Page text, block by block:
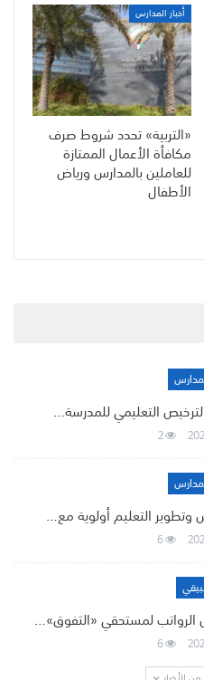
أخبار المدارس
«التربية» تحدد شروط صرف
مكافأة الأعمال الممتازة
للعاملين بالمدارس ورياض
الأطفال
الترخيص التعليمي للمدرسة…
2
وتطوير التعليم أولوية مع…
6
الرواتب لمستحقي «التفوق»…
6